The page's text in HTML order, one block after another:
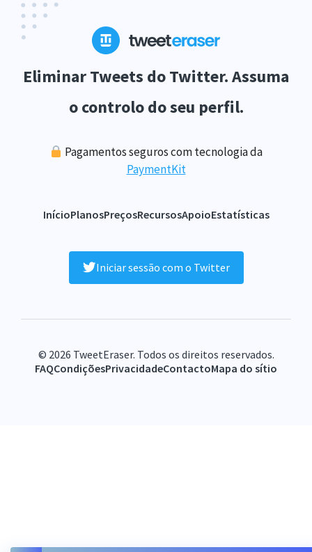
Eliminar Tweets do Twitter. Assuma
o controlo do seu perfil.
Pagamentos seguros com tecnologia da
PaymentKit
InícioPlanosPreçosRecursosApoioEstatísticas
Iniciar sessão com o Twitter
© 2026 TweetEraser. Todos os direitos reservados.
FAQCondiçõesPrivacidadeContactoMapa do sítio